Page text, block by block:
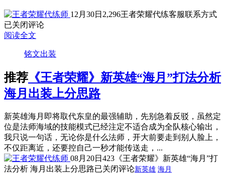
12月30日 2,296王者荣耀代练客服联系方式
已关闭评论
阅读全文
铭文出装
推荐 《王者荣耀》新英雄“海月”打法分析
海月出装上分思路
新英雄海月即将取代东皇的最强辅助，先别急着反驳，虽然定
位是法师海域的技能模式已经注定不适合成为全队核心输出，
我只说一句话，无论你是什么法师，开大前要走到别人脸上，
不仅距离近，还要控自己一秒才能传送走，...
08月20日 423 《王者荣耀》新英雄“海月”打
法分析 海月出装上分思路已关闭评论新英雄 海月